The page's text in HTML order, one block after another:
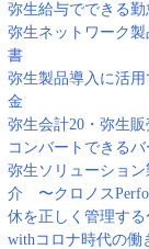
弥生給与でできる勤
弥生ネットワーク
書
弥生製品導入に活
金
弥生会計20・弥生
コンバートできる
弥生ソリューショ
介 〜クロノス
休を正しく管理する
withコロナ時代の働